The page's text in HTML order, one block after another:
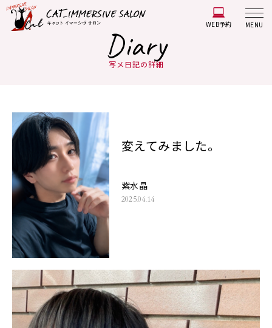
WEB予約 MENU
Diary
写メ日記の詳細
変えてみました。
紫水晶
2025.04.14